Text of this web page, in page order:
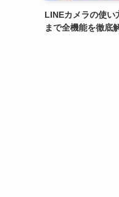
LINEカメラの使い
まで全機能を徹底